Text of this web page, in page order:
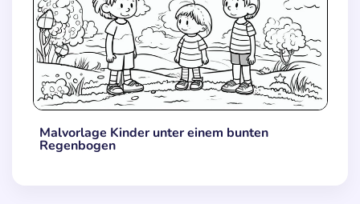
Malvorlage Kinder unter einem bunten
Regenbogen